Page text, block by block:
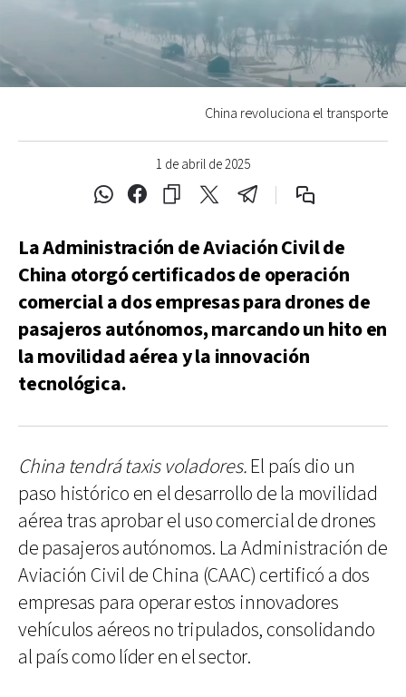
1 de abril de 2025
China revoluciona el transporte
La Administración de Aviación Civil de
China otorgó certificados de operación
comercial a dos empresas para drones de
pasajeros autónomos, marcando un hito en
la movilidad aérea y la innovación
tecnológica.
China tendrá taxis voladores.El país dio un
paso histórico en el desarrollo de la movilidad
aérea tras aprobar el uso comercial de drones
de pasajeros autónomos. La Administración de
Aviación Civil de China (CAAC) certificó a dos
empresas para operar estos innovadores
vehículos aéreos no tripulados, consolidando
al país como líder en el sector.